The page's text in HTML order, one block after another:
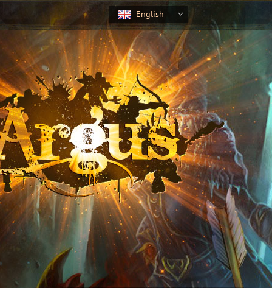
English